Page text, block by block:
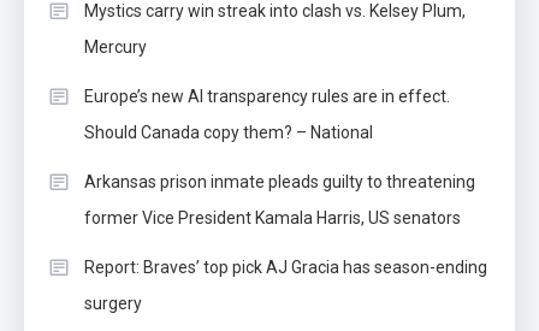
Mystics carry win streak into clash vs. Kelsey Plum,
Mercury
Europe’s new AI transparency rules are in effect.
Should Canada copy them? – National
Arkansas prison inmate pleads guilty to threatening
former Vice President Kamala Harris, US senators
Report: Braves’ top pick AJ Gracia has season-ending
surgery